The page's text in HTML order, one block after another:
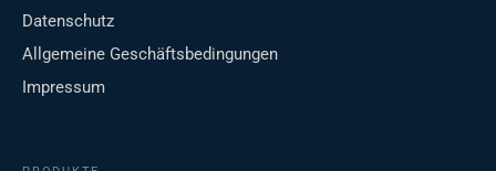
Datenschutz
Allgemeine Geschäftsbedingungen
Impressum